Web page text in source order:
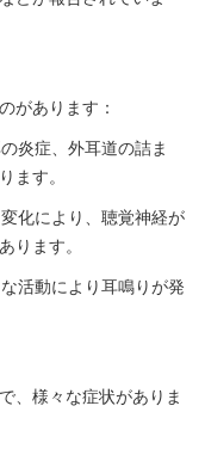
があります：
炎症、外耳道の詰ま
ます。
化により、聴覚神経が
ります。
活動により耳鳴りが発
、様々な症状がありま